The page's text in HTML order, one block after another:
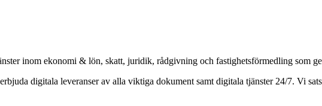
inom ekonomi & lön, skatt, juridik, rådgivning och fastighetsförmedling som
digitala leveranser av alla viktiga dokument samt digitala tjänster 24/7. Vi